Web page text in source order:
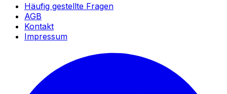
Häufig gestellte Fragen
AGB
Kontakt
Impressum